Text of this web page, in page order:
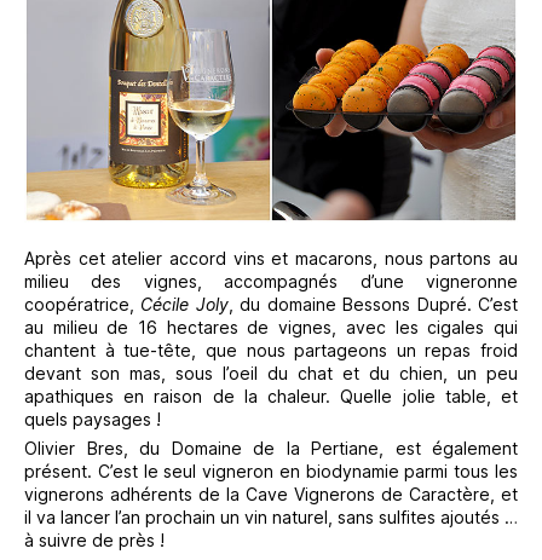
Après cet atelier accord vins et macarons, nous partons au
milieu des vignes, accompagnés d’une vigneronne
coopératrice, Cécile Joly, du domaine Bessons Dupré. C’est
au milieu de 16 hectares de vignes, avec les cigales qui
chantent à tue-tête, que nous partageons un repas froid
devant son mas, sous l’oeil du chat et du chien, un peu
apathiques en raison de la chaleur. Quelle jolie table, et
quels paysages !
Olivier Bres, du Domaine de la Pertiane, est également
présent. C’est le seul vigneron en biodynamie parmi tous les
vignerons adhérents de la Cave Vignerons de Caractère, et
il va lancer l’an prochain un vin naturel, sans sulfites ajoutés …
à suivre de près !